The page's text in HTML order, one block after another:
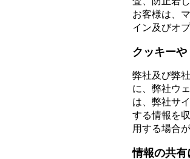
お客様は、
イン及びオ
クッキー
弊社及び弊
に、弊社ウ
は、弊社サ
する情報を
用する場合
情報の共有